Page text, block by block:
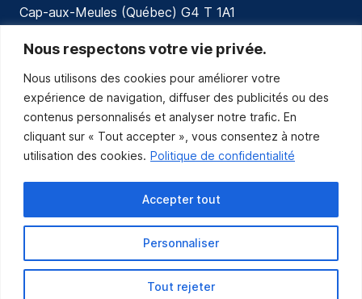
Nous respectons votre vie privée.
Nous utilisons des cookies pour améliorer votre
expérience de navigation, diffuser des publicités ou des
contenus personnalisés et analyser notre trafic. En
cliquant sur « Tout accepter », vous consentez à notre
utilisation des cookies. Politique de confidentialité
Personnaliser
Tout rejeter
Accepter tout
Cap-aux-Meules (Québec) G4 T 1A1
communications@muniles.ca
418 986-3100
Composez le 1 en tout temps pour toutes urgences.
Abonnez-vous
Abonnez-vous pour recevoir les nouvelles
de la Municipalité par courriel.